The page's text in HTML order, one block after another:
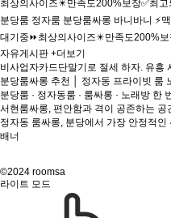
최상의사이즈✴️만족도200%보장✅최고
분당룸 정자룸 분당룸싸롱 바니바니 ⚡
대기중⏩최상의사이즈✴️만족도200%보
자유게시판 +더보기
비사업자카드단말기로 절세 하자. 유흥
분당룸싸롱 추천 │ 정자동 프라이빗 룸
분당룸 · 정자동룸 · 룸싸롱 · 노래방 한
서현룸싸롱, 편안함과 격이 공존하는 공
정자동 룸싸롱, 분당에서 가장 안정적
배너
©2024 roomsa
라이트 모드